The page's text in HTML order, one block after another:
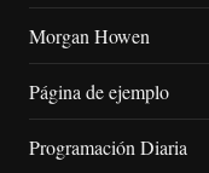
Morgan Howen
Página de ejemplo
Programación Diaria